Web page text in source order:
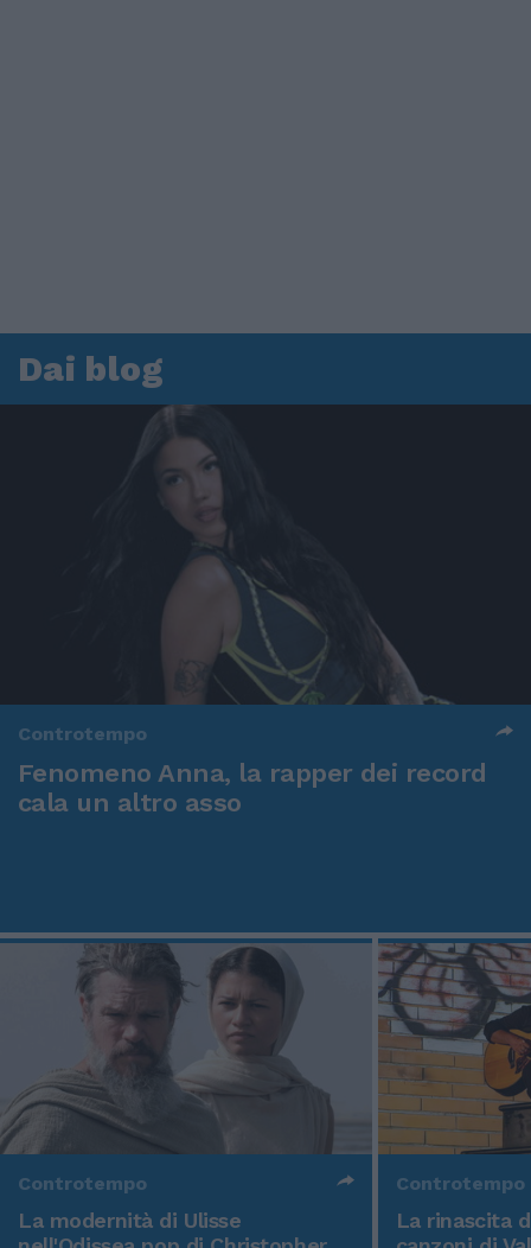
Dai blog
Controtempo
Fenomeno Anna, la rapper dei record
cala un altro asso
Controtempo
La modernità di Ulisse
Controtempo
La rinascita